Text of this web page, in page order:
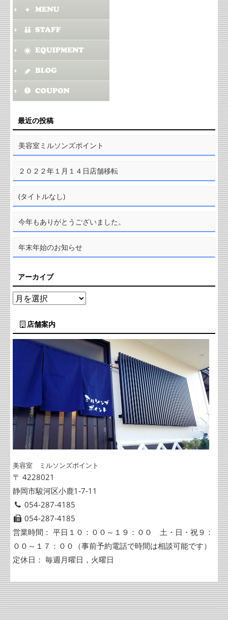
最近の投稿
美容室ミルソンズポイント
２０２２年１月１４日店舗移転
(タイトルなし)
今年もありがとうございました。
年末年始のお知らせ
アーカイブ
店舗案内
美容室 ミルソンズポイント
〒 4228021
静岡市駿河区小鹿1-7-11
054-287-4185
054-287-4185
営業時間： 平日１０：００～１９：００ 土・日・祝９：
００～１７：００（事前予約電話で時間は相談可能です）
定休日： 毎週月曜日，火曜日